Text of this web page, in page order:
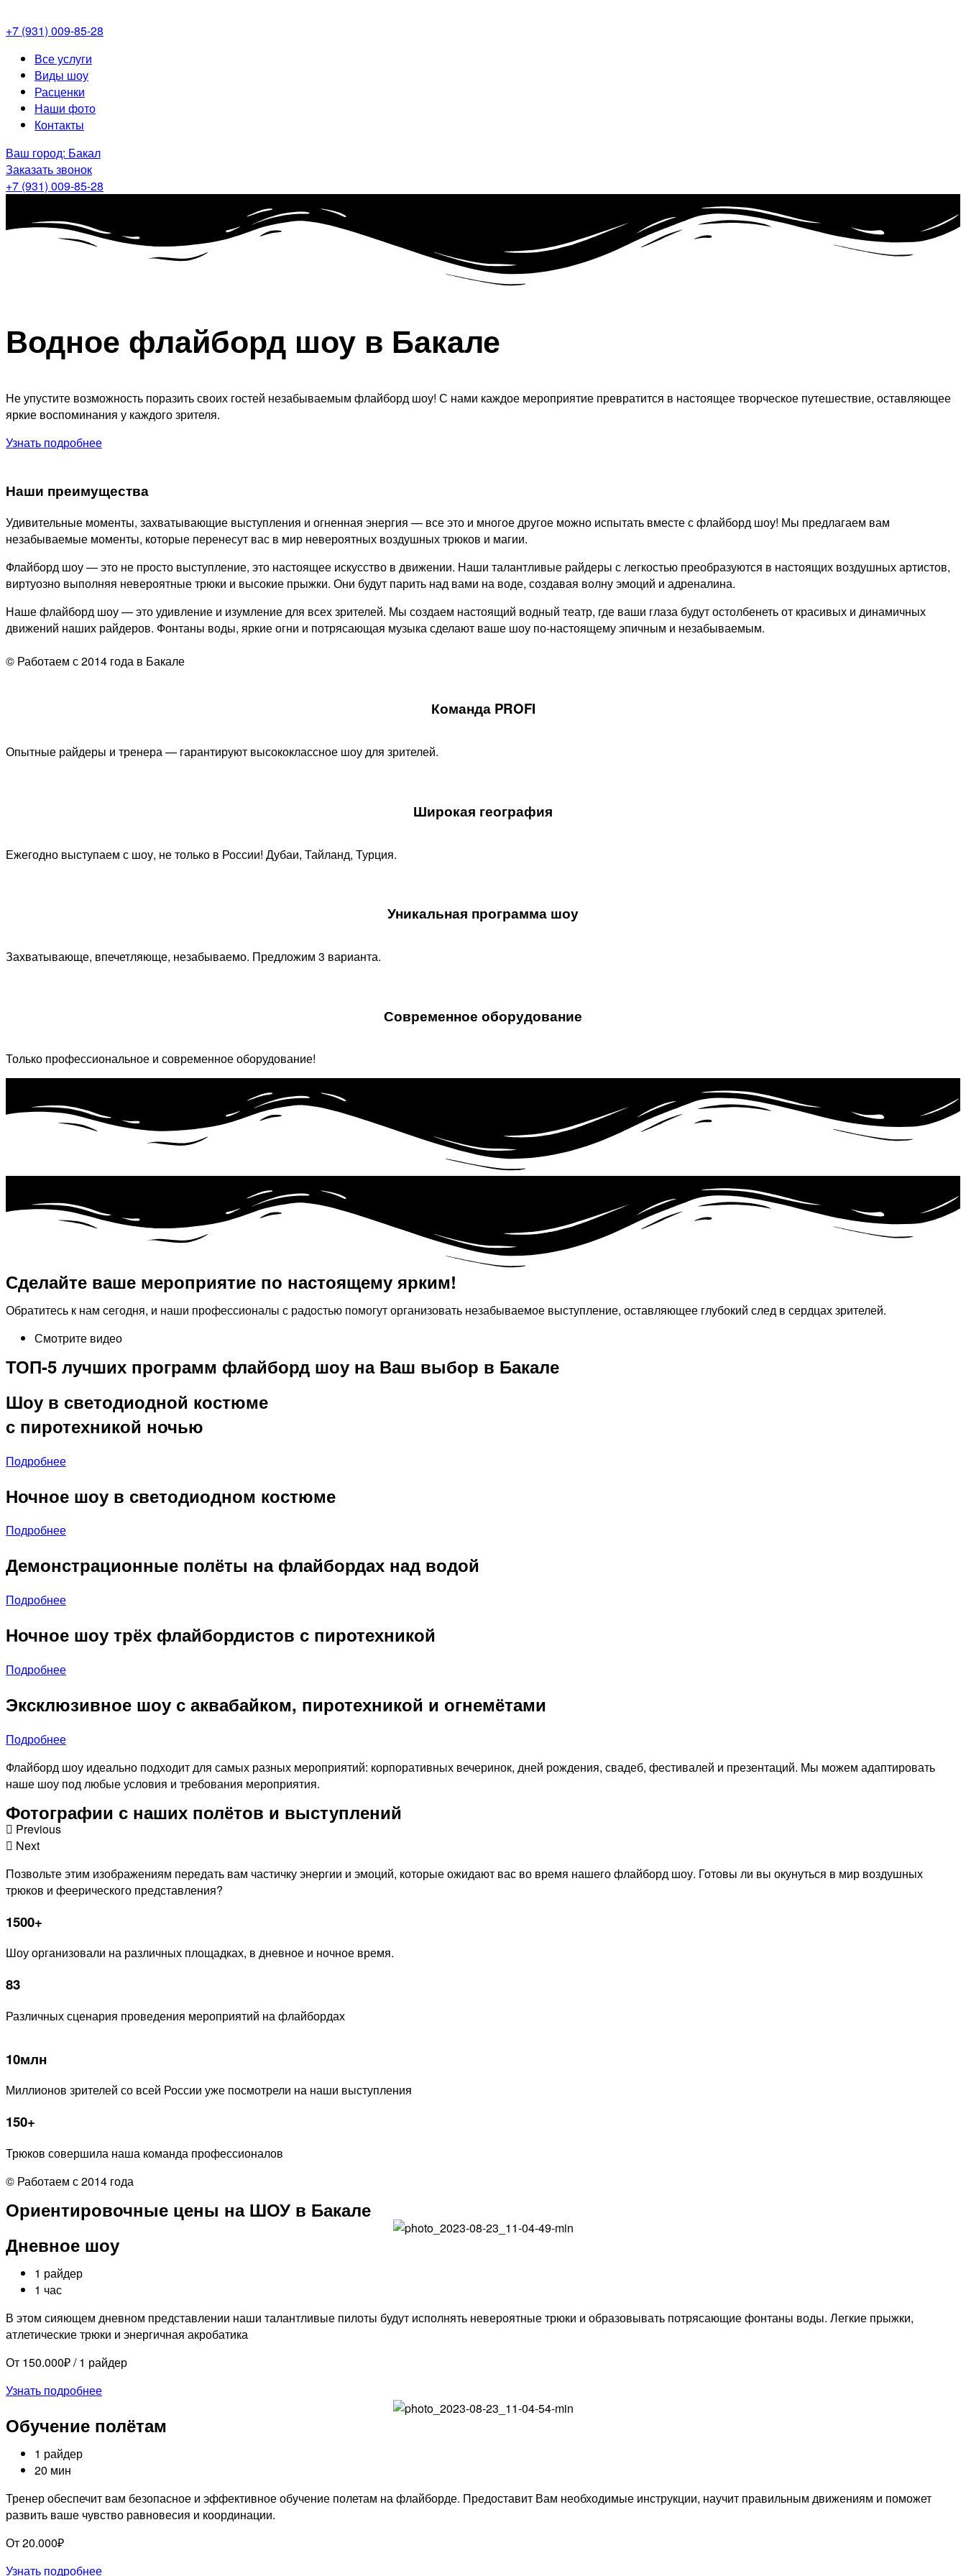
+7 (931) 009-85-28
МенюВсе услуги
Виды шоу
Расценки
Наши фото
Контакты
Ваш город: Бакал
Заказать звонок
+7 (931) 009-85-28
Водное флайборд шоу в Бакале
Не упустите возможность поразить своих гостей незабываемым флайборд шоу! С нами каждое мероприятие превратится в настоящее творческое путешествие, оставляющее
яркие воспоминания у каждого зрителя.
Узнать подробнее
Наши преимущества
Удивительные моменты, захватывающие выступления и огненная энергия — все это и многое другое можно испытать вместе с флайборд шоу! Мы предлагаем вам
незабываемые моменты, которые перенесут вас в мир невероятных воздушных трюков и магии.
Флайборд шоу — это не просто выступление, это настоящее искусство в движении. Наши талантливые райдеры с легкостью преобразуются в настоящих воздушных артистов,
виртуозно выполняя невероятные трюки и высокие прыжки. Они будут парить над вами на воде, создавая волну эмоций и адреналина.
Наше флайборд шоу — это удивление и изумление для всех зрителей. Мы создаем настоящий водный театр, где ваши глаза будут остолбенеть от красивых и динамичных
движений наших райдеров. Фонтаны воды, яркие огни и потрясающая музыка сделают ваше шоу по-настоящему эпичным и незабываемым.
© Работаем с 2014 года в Бакале
Команда PROFI
Опытные райдеры и тренера — гарантируют высококлассное шоу для зрителей.
Широкая география
Ежегодно выступаем с шоу, не только в России! Дубаи, Тайланд, Турция.
Уникальная программа шоу​
Захватывающе, впечетляюще, незабываемо. Предложим 3 варианта.
Современное оборудование
Только профессиональное и современное оборудование!
Сделайте ваше мероприятие по настоящему ярким!​
Обратитесь к нам сегодня, и наши профессионалы с радостью помогут организовать незабываемое выступление, оставляющее глубокий след в сердцах зрителей.
Смотрите видео
ТОП-5 лучших программ флайборд шоу на Ваш выбор в Бакале
Шоу в светодиодной костюме
с пиротехникой ночью
Подробнее
Ночное шоу в светодиодном костюме
Подробнее
Демонстрационные полёты на флайбордах над водой
Подробнее
Ночное шоу трёх флайбордистов с пиротехникой
Подробнее
Эксклюзивное шоу с аквабайком, пиротехникой и огнемётами
Подробнее
Флайборд шоу идеально подходит для самых разных мероприятий: корпоративных вечеринок, дней рождения, свадеб, фестивалей и презентаций. Мы можем адаптировать
наше шоу под любые условия и требования мероприятия.
Фотографии с наших полётов и выступлений
Previous
Next
Позвольте этим изображениям передать вам частичку энергии и эмоций, которые ожидают вас во время нашего флайборд шоу. Готовы ли вы окунуться в мир воздушных
трюков и феерического представления?
1500+
Шоу организовали на различных площадках, в дневное и ночное время.
83
Различных сценария проведения мероприятий на флайбордах
10млн
Миллионов зрителей со всей России уже посмотрели на наши выступления
150+
Трюков совершила наша команда профессионалов
© Работаем с 2014 года
Ориентировочные цены на ШОУ в Бакале
Дневное шоу
1 райдер
1 час
В этом сияющем дневном представлении наши талантливые пилоты будут исполнять невероятные трюки и образовывать потрясающие фонтаны воды. Легкие прыжки,
атлетические трюки и энергичная акробатика
От 150.000₽ / 1 райдер
Узнать подробнее
Обучение полётам
1 райдер
20 мин
Тренер обеспечит вам безопасное и эффективное обучение полетам на флайборде. Предоставит Вам необходимые инструкции, научит правильным движениям и поможет
развить ваше чувство равновесия и координации.
От 20.000₽
Узнать подробнее